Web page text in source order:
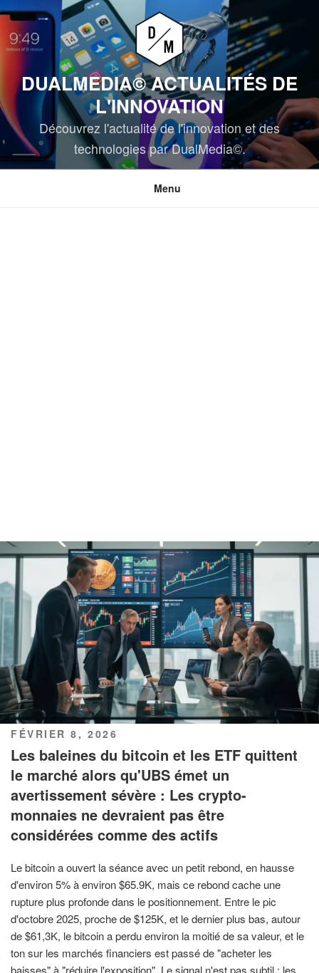
Aller
au
contenu
DUALMEDIA© ACTUALITÉS DE
L'INNOVATION
Découvrez l'actualité de l'innovation et des
technologies par DualMedia©.
Menu
PUBLIÉ
LE
FÉVRIER 8, 2026
Les baleines du bitcoin et les ETF quittent
le marché alors qu'UBS émet un
avertissement sévère : Les crypto-
monnaies ne devraient pas être
considérées comme des actifs
Le bitcoin a ouvert la séance avec un petit rebond, en hausse
d'environ 5% à environ $65.9K, mais ce rebond cache une
rupture plus profonde dans le positionnement. Entre le pic
d'octobre 2025, proche de $125K, et le dernier plus bas, autour
de $61,3K, le bitcoin a perdu environ la moitié de sa valeur, et le
ton sur les marchés financiers est passé de "acheter les
baisses" à "réduire l'exposition". Le signal n'est pas subtil : les